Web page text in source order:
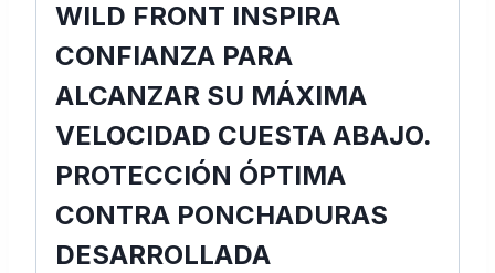
WILD FRONT INSPIRA
CONFIANZA PARA
ALCANZAR SU MÁXIMA
VELOCIDAD CUESTA ABAJO.
PROTECCIÓN ÓPTIMA
CONTRA PONCHADURAS
DESARROLLADA